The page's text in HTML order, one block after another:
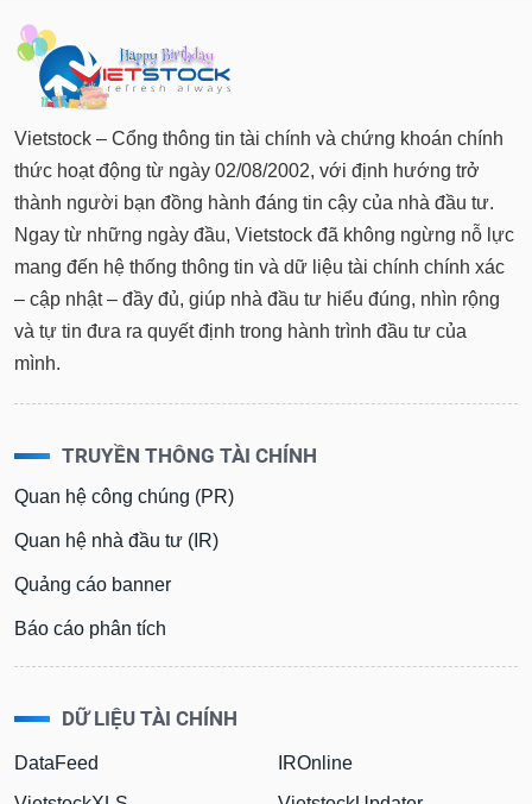
Vietstock – Cổng thông tin tài chính và chứng khoán chính
thức hoạt động từ ngày 02/08/2002, với định hướng trở
thành người bạn đồng hành đáng tin cậy của nhà đầu tư.
Ngay từ những ngày đầu, Vietstock đã không ngừng nỗ lực
mang đến hệ thống thông tin và dữ liệu tài chính chính xác
– cập nhật – đầy đủ, giúp nhà đầu tư hiểu đúng, nhìn rộng
và tự tin đưa ra quyết định trong hành trình đầu tư của
mình.
TRUYỀN THÔNG TÀI CHÍNH
Quan hệ công chúng (PR)
Quan hệ nhà đầu tư (IR)
Quảng cáo banner
Báo cáo phân tích
DỮ LIỆU TÀI CHÍNH
DataFeed
IROnline
TRUYỀN
THÔNG
ÍCH
BẤT
ĐỘNG
chứng
khoán
(-)
Lãnh
(-)
Tất cả Người nội bộ